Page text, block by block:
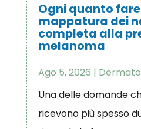
Ogni quanto
mappatura dei
completa alla
melanoma
Ago 5, 2026 |
Una delle domande
ricevono più spesso